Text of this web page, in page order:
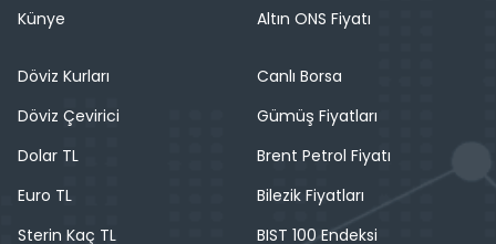
Künye
Altın ONS Fiyatı
Döviz Kurları
Döviz Çevirici
Dolar TL
Euro TL
Sterin Kaç TL
Canlı Borsa
Gümüş Fiyatları
Brent Petrol Fiyatı
Bilezik Fiyatları
BIST 100 Endeksi